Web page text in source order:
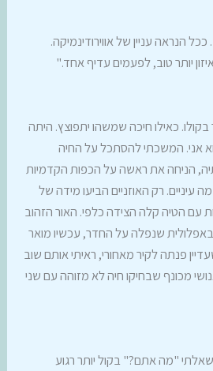
הנראה עניין של אווירודינמיקה.
יותר טוב, לפעמים עדיף אחד."
כאילו חיכה שמשהו יתפוצץ. היתה
אני. המשכתי להסתכל על החיה
הניחה את ראשה על הכפות הקדמיות
עיניים. רק האוזניים הביעו מידה של
עם הטיה קלה הצידה כלפי. האור הזהוב
שנפלה על החדר, עכשיו מואר
פנתה לקיר מאחורי, ראיתי אותם שוב
מכונף שבחיקו חיה לא מזוהה עם שני
"מה אתם?" בקול יותר רגוע